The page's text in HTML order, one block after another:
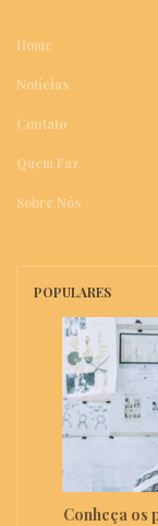
Home
Notícias
Contato
Quem Faz
Sobre Nós
POPULARES
Conheça os